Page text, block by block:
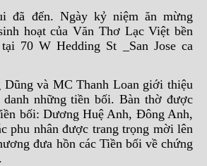
đã đến. Ngày kỷ niệm ăn mừng
hoạt của Văn Thơ Lạc Việt bền
70 W Hedding St _San Jose ca
và MC Thanh Loan giới thiệu
những tiền bối. Bàn thờ được
bối: Dương Huệ Anh, Đông Anh,
phu nhân được trang trọng mời lên
đưa hồn các Tiền bối về chứng